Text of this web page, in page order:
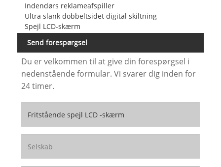
Indendørs reklameafspiller
Ultra slank dobbeltsidet digital skiltning
Spejl LCD-skærm
Send forespørgsel
Du er velkommen til at give din forespørgsel i
nedenstående formular. Vi svarer dig inden for
24 timer.